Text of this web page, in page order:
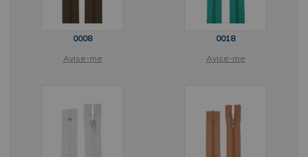
0008
Avise-me
0018
Avise-me